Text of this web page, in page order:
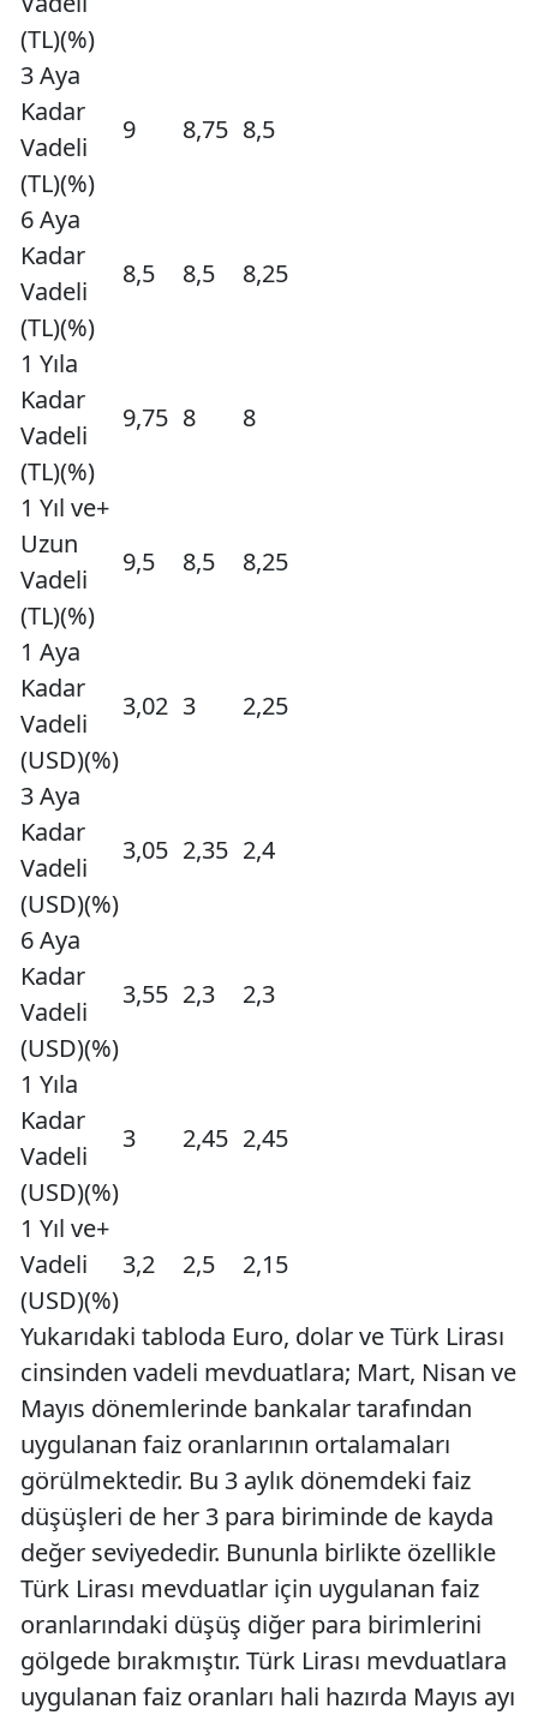
(TL)(%)
3 Aya
Kadar
Vadeli
(TL)(%)
9 8,75 8,5
6 Aya
Kadar
Vadeli
(TL)(%)
8,5 8,5 8,25
1 Yıla
Kadar
Vadeli
(TL)(%)
9,75 8 8
1 Yıl ve+
Uzun
Vadeli
(TL)(%)
9,5 8,5 8,25
1 Aya
Kadar
Vadeli
(USD)(%)
3,02 3 2,25
3 Aya
Kadar
Vadeli
(USD)(%)
3,05 2,35 2,4
6 Aya
Kadar
Vadeli
(USD)(%)
3,55 2,3 2,3
1 Yıla
Kadar
Vadeli
(USD)(%)
3 2,45 2,45
1 Yıl ve+
Vadeli
(USD)(%)
3,2 2,5 2,15
Yukarıdaki tabloda Euro, dolar ve Türk Lirası
cinsinden vadeli mevduatlara; Mart, Nisan ve
Mayıs dönemlerinde bankalar tarafından
uygulanan faiz oranlarının ortalamaları
görülmektedir. Bu 3 aylık dönemdeki faiz
düşüşleri de her 3 para biriminde de kayda
değer seviyededir. Bununla birlikte özellikle
Türk Lirası mevduatlar için uygulanan faiz
oranlarındaki düşüş diğer para birimlerini
gölgede bırakmıştır. Türk Lirası mevduatlara
uygulanan faiz oranları hali hazırda Mayıs ayı